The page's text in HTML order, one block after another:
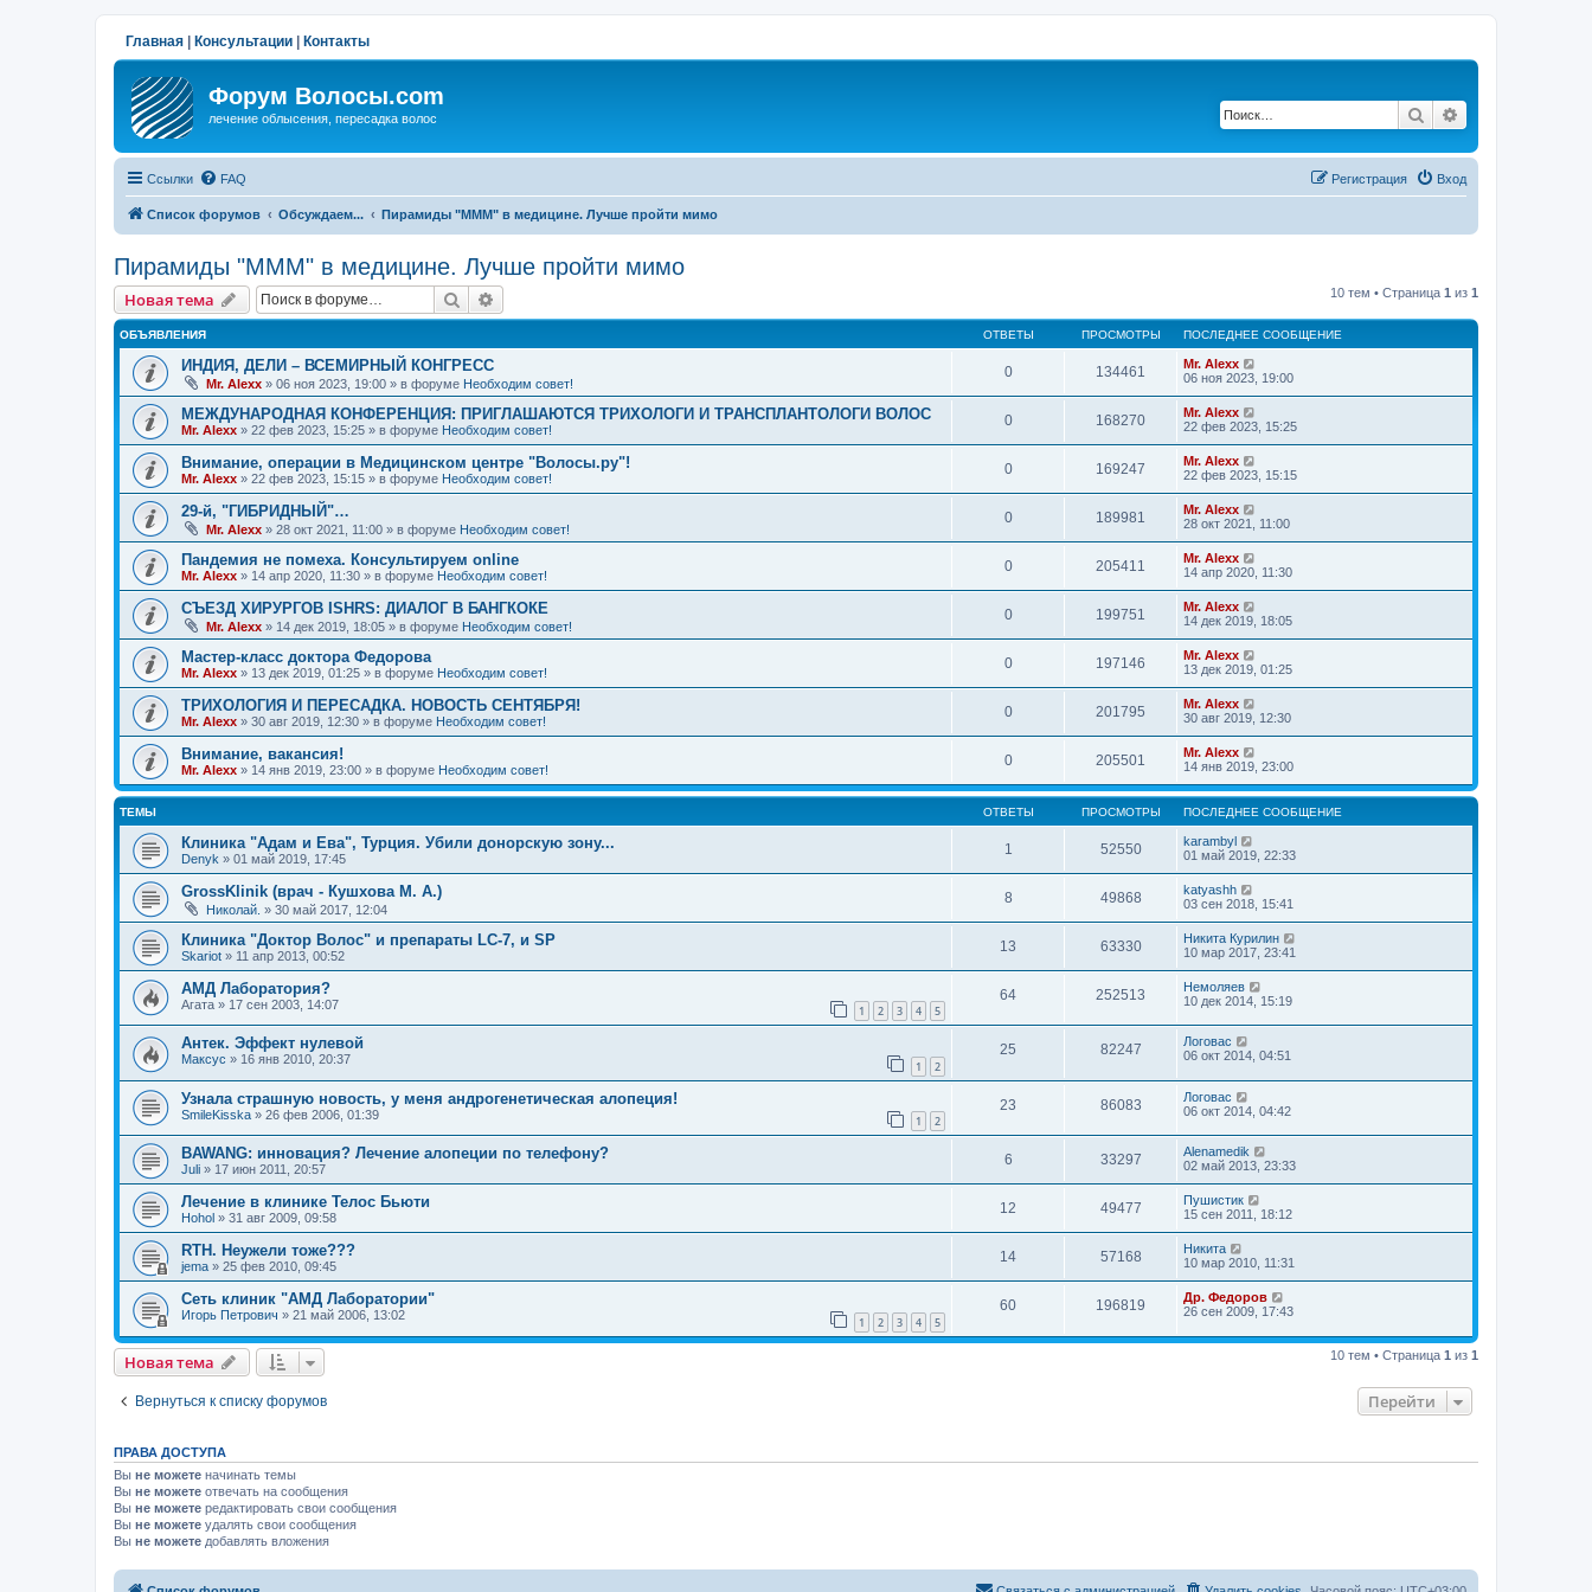
Главная Консультации Контакты
Форум Волосы.com
лечение облысения, пересадка волос Поиск
Ссылки FAQ Вход
Регистрация
Список форумов Обсуждаем... Пирамиды "МММ" в медицине. Лучше пройти мимо
Пирамиды "МММ" в медицине. Лучше пройти мимо
Новая тема Поиск 10 тем • Страница 1 из 1
ОБЪЯВЛЕНИЯ ОТВЕТЫ ПРОСМОТРЫ ПОСЛЕДНЕЕ СООБЩЕНИЕ
ИНДИЯ, ДЕЛИ – ВСЕМИРНЫЙ КОНГРЕСС
Mr. Alexx » 06 ноя 2023, 19:00 » в форуме Необходим совет!
0 134461
Mr. Alexx
06 ноя 2023, 19:00
МЕЖДУНАРОДНАЯ КОНФЕРЕНЦИЯ: ПРИГЛАШАЮТСЯ ТРИХОЛОГИ И ТРАНСПЛАНТОЛОГИ ВОЛОС
Mr. Alexx » 22 фев 2023, 15:25 » в форуме Необходим совет!
0 168270
Mr. Alexx
22 фев 2023, 15:25
Внимание, операции в Медицинском центре "Волосы.ру"!
Mr. Alexx » 22 фев 2023, 15:15 » в форуме Необходим совет!
0 169247
Mr. Alexx
22 фев 2023, 15:15
29-й, "ГИБРИДНЫЙ"…
Mr. Alexx » 28 окт 2021, 11:00 » в форуме Необходим совет!
0 189981
Mr. Alexx
28 окт 2021, 11:00
Пандемия не помеха. Консультируем online
Mr. Alexx » 14 апр 2020, 11:30 » в форуме Необходим совет!
0 205411
Mr. Alexx
14 апр 2020, 11:30
СЪЕЗД ХИРУРГОВ ISHRS: ДИАЛОГ В БАНГКОКЕ
Mr. Alexx » 14 дек 2019, 18:05 » в форуме Необходим совет!
0 199751
Mr. Alexx
14 дек 2019, 18:05
Мастер-класс доктора Федорова
Mr. Alexx » 13 дек 2019, 01:25 » в форуме Необходим совет!
0 197146
Mr. Alexx
13 дек 2019, 01:25
ТРИХОЛОГИЯ И ПЕРЕСАДКА. НОВОСТЬ СЕНТЯБРЯ!
Mr. Alexx » 30 авг 2019, 12:30 » в форуме Необходим совет!
0 201795
Mr. Alexx
30 авг 2019, 12:30
Внимание, вакансия!
Mr. Alexx » 14 янв 2019, 23:00 » в форуме Необходим совет!
0 205501
Mr. Alexx
14 янв 2019, 23:00
ТЕМЫ ОТВЕТЫ ПРОСМОТРЫ ПОСЛЕДНЕЕ СООБЩЕНИЕ
Клиника "Адам и Ева", Турция. Убили донорскую зону...
Denyk » 01 май 2019, 17:45
1 52550
karambyl
01 май 2019, 22:33
GrossKlinik (врач - Кушхова М. А.)
Николай. » 30 май 2017, 12:04
8 49868
katyashh
03 сен 2018, 15:41
Клиника "Доктор Волос" и препараты LC-7, и SP
Skariot » 11 апр 2013, 00:52
13 63330
Никита Курилин
10 мар 2017, 23:41
АМД Лаборатория?
Агата » 17 сен 2003, 14:07 1 2 3 4 5
64 252513
Немоляев
10 дек 2014, 15:19
Антек. Эффект нулевой
Максус » 16 янв 2010, 20:37 1 2
25 82247
Логовас
06 окт 2014, 04:51
Узнала страшную новость, у меня андрогенетическая алопеция!
SmileKisska » 26 фев 2006, 01:39 1 2
23 86083
Логовас
06 окт 2014, 04:42
BAWANG: инновация? Лечение алопеции по телефону?
Juli » 17 июн 2011, 20:57
6 33297
Alenamedik
02 май 2013, 23:33
Лечение в клинике Телос Бьюти
Hohol » 31 авг 2009, 09:58
12 49477
Пушистик
15 сен 2011, 18:12
RTH. Неужели тоже???
jema » 25 фев 2010, 09:45
14 57168
Hикита
10 мар 2010, 11:31
Сеть клиник "АМД Лаборатории"
Игорь Петрович » 21 май 2006, 13:02 1 2 3 4 5
60 196819
Др. Федоров
26 сен 2009, 17:43
Новая тема 10 тем • Страница 1 из 1
Вернуться к списку форумов Перейти
ПРАВА ДОСТУПА
Вы не можете начинать темы
Вы не можете отвечать на сообщения
Вы не можете редактировать свои сообщения
Вы не можете удалять свои сообщения
Вы не можете добавлять вложения